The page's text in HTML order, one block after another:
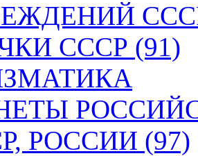
СССР (91)
РОССИИ (97)